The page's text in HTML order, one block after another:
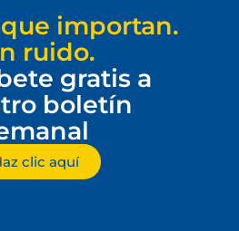
importan.
ruido.
gratis a
boletín
clic aquí